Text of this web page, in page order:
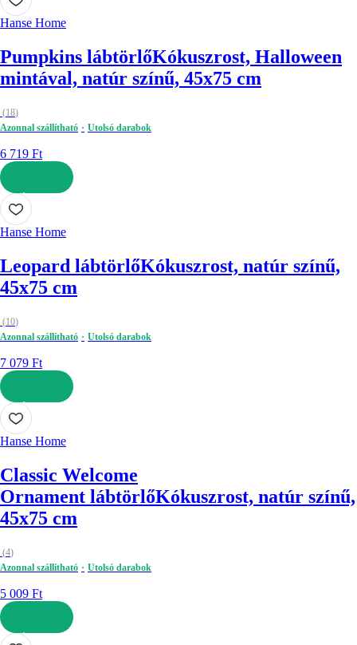
Hanse Home
Pumpkins lábtörlőKókuszrost, Halloween
mintával, natúr színű, 45x75 cm
(18)
Azonnal szállítható
Utolsó darabok
6 719 Ft
KOSÁRBA
Hanse Home
Leopard lábtörlőKókuszrost, natúr színű,
45x75 cm
(10)
Azonnal szállítható
Utolsó darabok
7 079 Ft
KOSÁRBA
Hanse Home
Classic Welcome
Ornament lábtörlőKókuszrost, natúr színű,
45x75 cm
(4)
Azonnal szállítható
Utolsó darabok
5 009 Ft
KOSÁRBA